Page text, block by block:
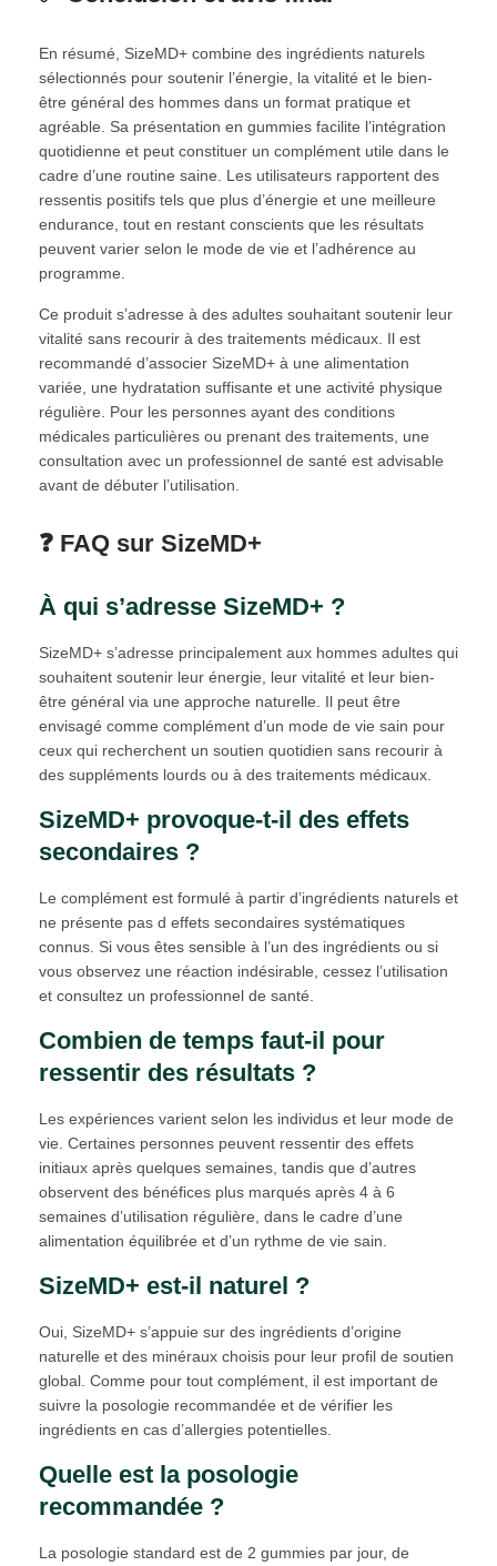
En résumé, SizeMD+ combine des ingrédients naturels
sélectionnés pour soutenir l’énergie, la vitalité et le bien-
être général des hommes dans un format pratique et
agréable. Sa présentation en gummies facilite l’intégration
quotidienne et peut constituer un complément utile dans le
cadre d’une routine saine. Les utilisateurs rapportent des
ressentis positifs tels que plus d’énergie et une meilleure
endurance, tout en restant conscients que les résultats
peuvent varier selon le mode de vie et l’adhérence au
programme.
Ce produit s’adresse à des adultes souhaitant soutenir leur
vitalité sans recourir à des traitements médicaux. Il est
recommandé d’associer SizeMD+ à une alimentation
variée, une hydratation suffisante et une activité physique
régulière. Pour les personnes ayant des conditions
médicales particulières ou prenant des traitements, une
consultation avec un professionnel de santé est advisable
avant de débuter l’utilisation.
❓ FAQ sur SizeMD+
À qui s’adresse SizeMD+ ?
SizeMD+ s’adresse principalement aux hommes adultes qui
souhaitent soutenir leur énergie, leur vitalité et leur bien-
être général via une approche naturelle. Il peut être
envisagé comme complément d’un mode de vie sain pour
ceux qui recherchent un soutien quotidien sans recourir à
des suppléments lourds ou à des traitements médicaux.
SizeMD+ provoque-t-il des effets
secondaires ?
Le complément est formulé à partir d’ingrédients naturels et
ne présente pas d effets secondaires systématiques
connus. Si vous êtes sensible à l’un des ingrédients ou si
vous observez une réaction indésirable, cessez l’utilisation
et consultez un professionnel de santé.
Combien de temps faut-il pour
ressentir des résultats ?
Les expériences varient selon les individus et leur mode de
vie. Certaines personnes peuvent ressentir des effets
initiaux après quelques semaines, tandis que d’autres
observent des bénéfices plus marqués après 4 à 6
semaines d’utilisation régulière, dans le cadre d’une
alimentation équilibrée et d’un rythme de vie sain.
SizeMD+ est-il naturel ?
Oui, SizeMD+ s’appuie sur des ingrédients d’origine
naturelle et des minéraux choisis pour leur profil de soutien
global. Comme pour tout complément, il est important de
suivre la posologie recommandée et de vérifier les
ingrédients en cas d’allergies potentielles.
Quelle est la posologie
recommandée ?
La posologie standard est de 2 gummies par jour, de